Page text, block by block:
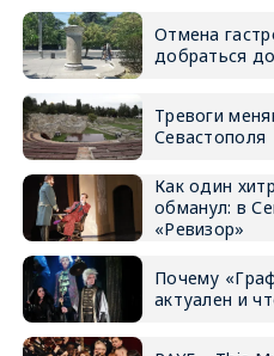
Отмена
добраться
Тревоги
Севастополя
Как один
обманул: в
«Ревизор»
Почему
актуален и